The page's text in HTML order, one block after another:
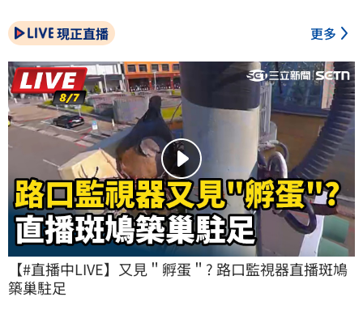
現正直播 更多
【#直播中LIVE】又見＂孵蛋＂? 路口監視器直播斑鳩
築巢駐足